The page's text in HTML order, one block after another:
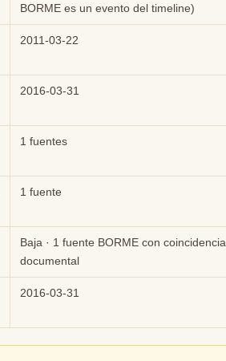
BORME es un evento del timeline)
2011-03-22
2016-03-31
1 fuentes
1 fuente
Baja · 1 fuente BORME con coincidencia
documental
2016-03-31